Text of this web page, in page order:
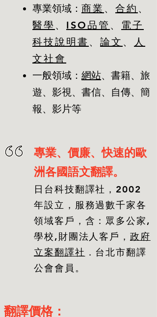
專業領域 ： 商業 、 合約 、
醫學 、 ISO品管 、 電子
科技說明書 、 論文 、
人
文社會
一般領域： 網站、書籍、旅
遊、影視、書信、自傳、簡
報、影片等
專業、價廉、快速的歐
洲各國語文翻譯。
日台科技翻譯社，2002
年設立，服務過數千家各
領域客戶，含：眾多公家,
學校,財團法人客戶， 政府
立案翻譯社 ．台北市翻譯
公會會員。
翻譯價格：